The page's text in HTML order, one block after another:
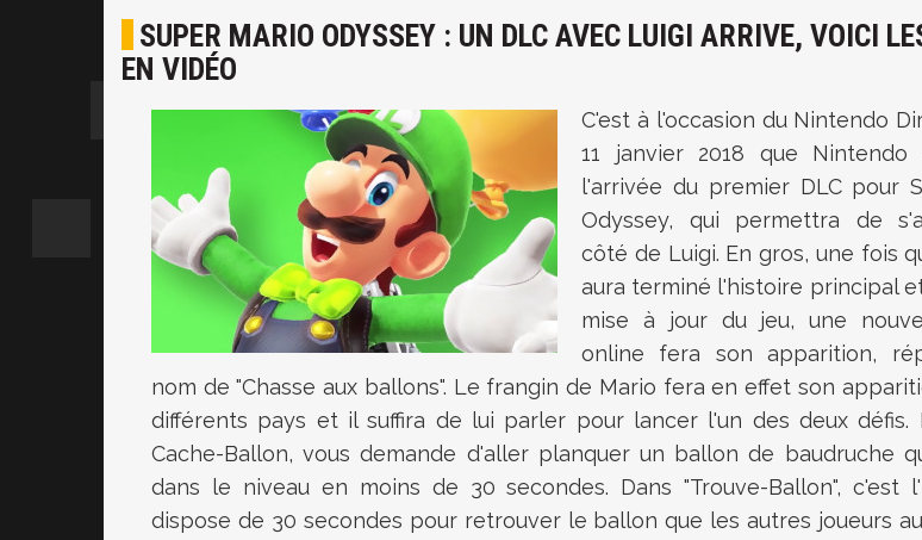
SUPER MARIO ODYSSEY : UN DLC AVEC LUIGI ARRIVE, VOICI
EN VIDÉO
C'est à l'occasion du Nintendo
11 janvier 2018 que Nintendo
l'arrivée du premier DLC pour
Odyssey, qui permettra de
côté de Luigi. En gros, une fois
aura terminé l'histoire principal
mise à jour du jeu, une
online fera son apparition,
nom de "Chasse aux ballons". Le frangin de Mario fera en effet son
différents pays et il suffira de lui parler pour lancer l'un des deux défis.
Cache-Ballon, vous demande d'aller planquer un ballon de baudruche
dans le niveau en moins de 30 secondes. Dans "Trouve-Ballon", c'est
dispose de 30 secondes pour retrouver le ballon que les autres joueurs